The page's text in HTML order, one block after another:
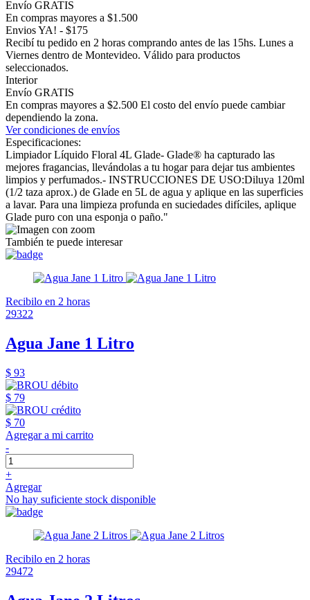
Envío GRATIS
En compras mayores a $1.500
Envios YA! - $175
Recibí tu pedido en 2 horas comprando antes de las 15hs. Lunes a
Viernes dentro de Montevideo. Válido para productos
seleccionados.
Interior
Envío GRATIS
En compras mayores a $2.500 El costo del envío puede cambiar
dependiendo la zona.
Ver condiciones de envíos
Especificaciones:
Limpiador Líquido Floral 4L Glade- Glade® ha capturado las
mejores fragancias, llevándolas a tu hogar para dejar tus ambientes
limpios y perfumados.- INSTRUCCIONES DE USO:Diluya 120ml
(1/2 taza aprox.) de Glade en 5L de agua y aplique en las superficies
a lavar. Para una limpieza profunda en suciedades difíciles, aplique
Glade puro con una esponja o paño."
También te puede interesar
Recibilo en 2 horas
29322
Agua Jane 1 Litro
$ 93
$ 79
$ 70
Agregar a mi carrito
-
+
Agregar
No hay suficiente stock disponible
Recibilo en 2 horas
29472